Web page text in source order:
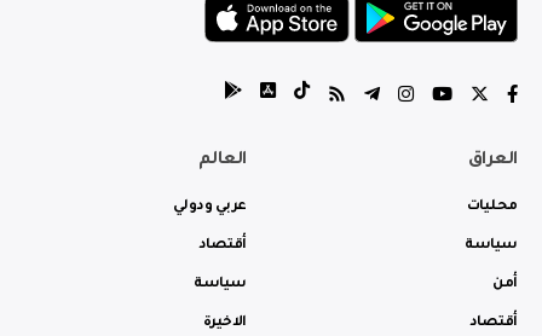
العراق
محليات
سياسة
أمن
أقتصاد
العالم
عربي ودولي
أقتصاد
سياسة
الاخيرة